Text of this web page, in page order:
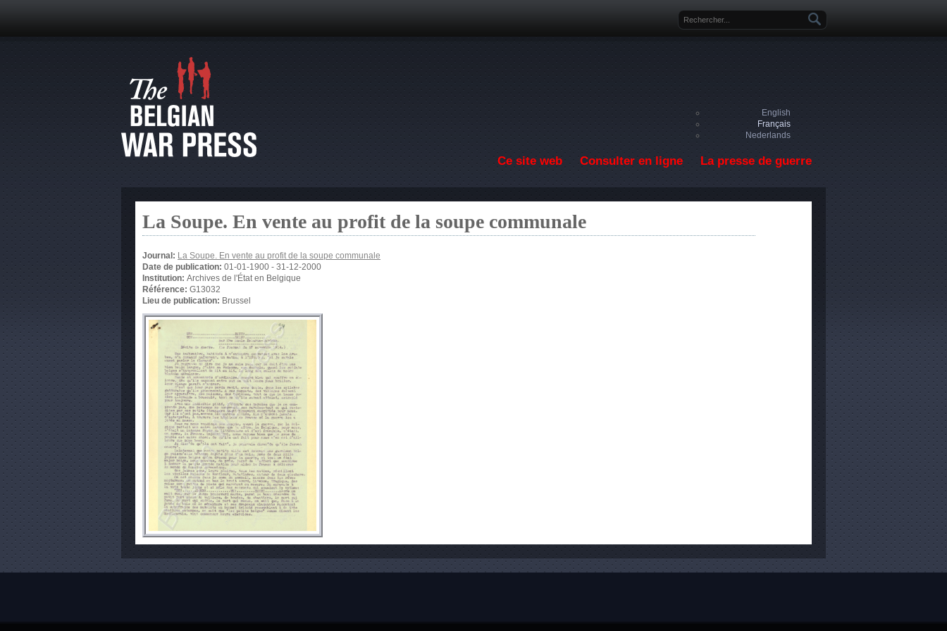
Formulaire de recherche
English
Français
Nederlands
Ce site web Consulter en ligne La presse de guerre
La Soupe. En vente au profit de la soupe communale
Journal: La Soupe. En vente au profit de la soupe communale
Date de publication: 01-01-1900 - 31-12-2000
Institution: Archives de l'État en Belgique
Référence: G13032
Lieu de publication: Brussel